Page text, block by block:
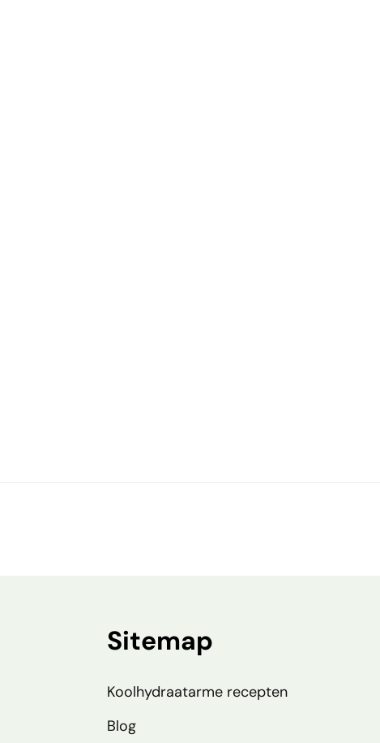
Sitemap
Koolhydraatarme recepten
Blog